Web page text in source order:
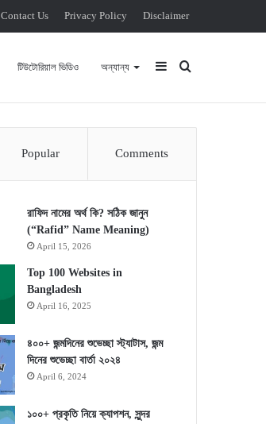
Contact Us Privacy Policy Disclaimer
টিউটোরিয়াল ভিডিও অন্যান্য Sidebar
Popular Comments
রাফিদ নামের অর্থ কি? সঠিক জানুন
(“Rafid” Name Meaning)
April 15, 2026
Top 100 Websites in
Bangladesh
April 16, 2025
৪০০+ জন্মদিনের শুভেচ্ছা স্ট্যাটাস, জন্ম
দিনের শুভেচ্ছা বার্তা ২০২৪
April 6, 2024
১০০+ প্রকৃতি নিয়ে ক্যাপশন, সুন্দর